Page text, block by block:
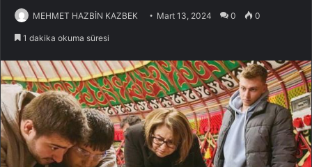
MEHMET HAZBİN KAZBEK Mart 13, 2024 0 0
1 dakika okuma süresi